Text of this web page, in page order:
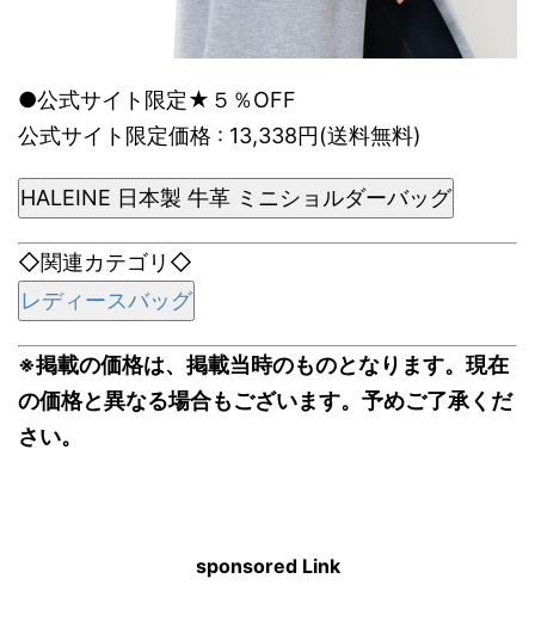
●公式サイト限定★５％OFF
公式サイト限定価格 : 13,338円(送料無料)
HALEINE 日本製 牛革 ミニショルダーバッグ
◇関連カテゴリ◇
レディースバッグ
※掲載の価格は、掲載当時のものとなります。現在
の価格と異なる場合もございます。予めご了承くだ
さい。
sponsored Link